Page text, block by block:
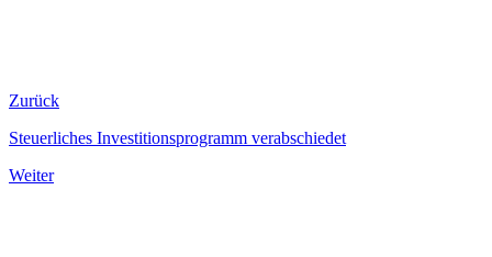
Zurück
Steuerliches Investitionsprogramm verabschiedet
Weiter